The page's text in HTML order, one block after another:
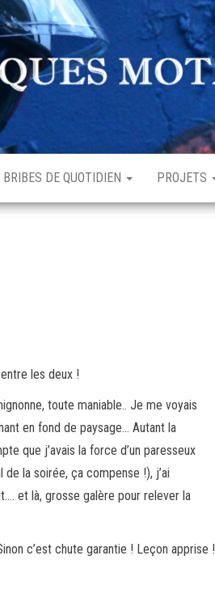
BRIBES DE QUOTIDIEN PROJETS
les deux !
toute maniable.. Je me voyais
en fond de paysage… Autant la
que j’avais la force d’un paresseux
la soirée, ça compense !), j’ai
et là, grosse galère pour relever la
c’est chute garantie ! Leçon apprise !